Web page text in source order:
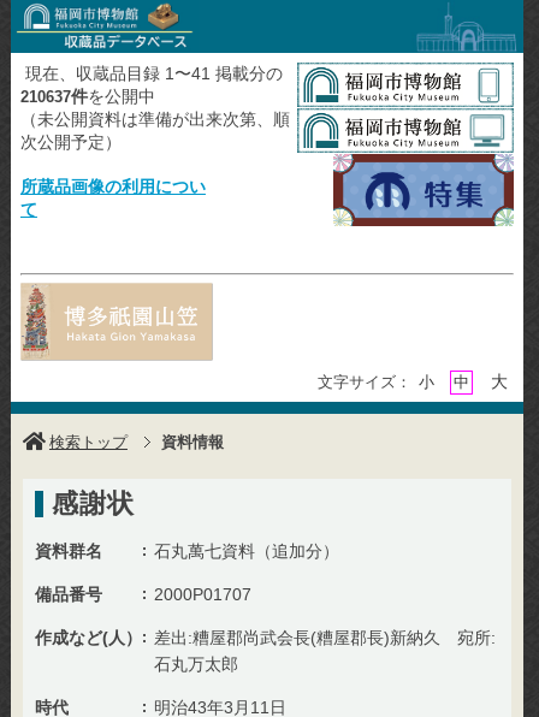
現在、収蔵品目録 1〜41 掲載分の
210637件を公開中
（未公開資料は準備が出来次第、順
次公開予定）
所蔵品画像の利用につい
て
文字サイズ： 小 中 大
検索トップ 資料情報
感謝状
資料群名 石丸萬七資料（追加分）
備品番号 2000P01707
作成など(人）
差出:糟屋郡尚武会長(糟屋郡長)新納久 宛所:
石丸万太郎
時代 明治43年3月11日